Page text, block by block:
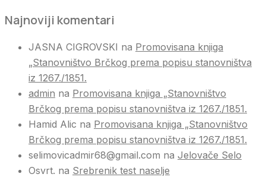
Najnoviji komentari
JASNA CIGROVSKI na Promovisana knjiga
„Stanovništvo Brčkog prema popisu stanovništva
iz 1267./1851.
admin na Promovisana knjiga „Stanovništvo
Brčkog prema popisu stanovništva iz 1267./1851.
Hamid Alic na Promovisana knjiga „Stanovništvo
Brčkog prema popisu stanovništva iz 1267./1851.
selimovicadmir68@gmail.com na Jelovače Selo
Osvrt. na Srebrenik test naselje